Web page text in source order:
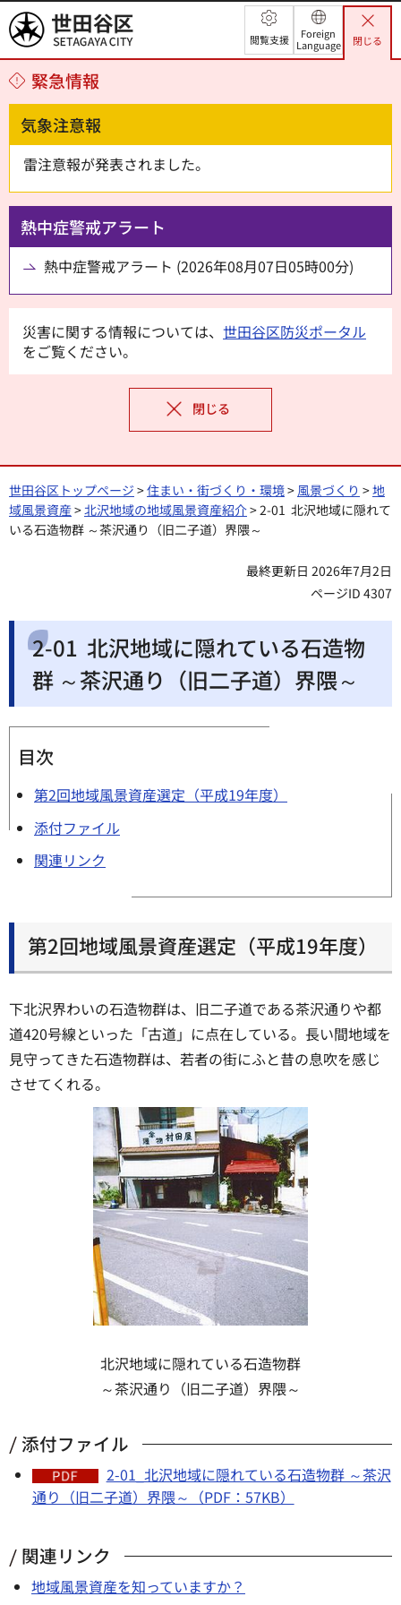
世田谷区 閲覧支援
Foreign
Language
閉じる
緊急情報
気象注意報
雷注意報が発表されました。
熱中症警戒アラート
熱中症警戒アラート (2026年08月07日05時00分)
災害に関する情報については、 世田谷区防災ポータル
をご覧ください。
閉じる
世田谷区トップページ >住まい・街づくり・環境> 風景づくり >地
域風景資産>北沢地域の地域風景資産紹介> 2-01 北沢地域に隠れて
いる石造物群 ～茶沢通り（旧二子道）界隈～
最終更新日 2026年7月2日
ページID 4307
2-01 北沢地域に隠れている石造物
群 ～茶沢通り（旧二子道）界隈～
目次
第2回地域風景資産選定（平成19年度）
添付ファイル
関連リンク
第2回地域風景資産選定（平成19年度）
下北沢界わいの石造物群は、旧二子道である茶沢通りや都
道420号線といった「古道」に点在している。長い間地域を
見守ってきた石造物群は、若者の街にふと昔の息吹を感じ
させてくれる。
北沢地域に隠れている石造物群
～茶沢通り（旧二子道）界隈～
添付ファイル
2-01_北沢地域に隠れている石造物群 ～茶沢
通り（旧二子道）界隈～（PDF：57KB）
関連リンク
地域風景資産を知っていますか？